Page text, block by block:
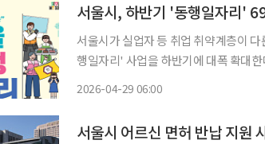
서울시, 하반기 '동행일자리'
서울시가 실업자 등 취업 취약계층이
행일자리' 사업을 하반기에 대폭 확대한다고 29일 밝혔다. 시는
2026-04-29 06:00
서울시 어르신 면허 반납 지